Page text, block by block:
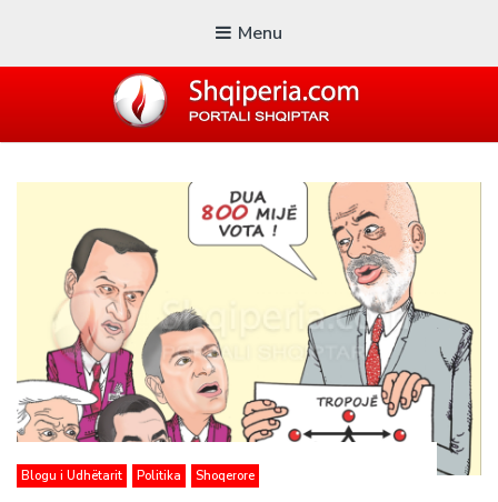
Menu
Blogu i ShqiperiaCom
Blogu i Udhëtarit Politika Shoqerore